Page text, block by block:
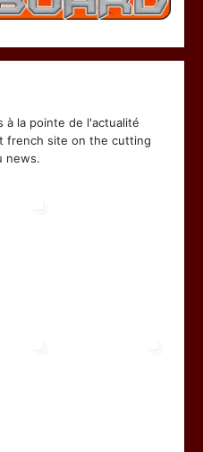
à la pointe de l'actualité
french site on the cutting
news.